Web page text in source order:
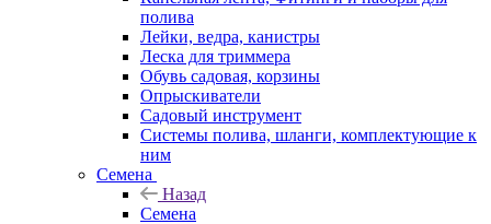
полива
Лейки, ведра, канистры
Леска для триммера
Обувь садовая, корзины
Опрыскиватели
Садовый инструмент
Системы полива, шланги, комплектующие к
ним
Семена
Назад
Семена